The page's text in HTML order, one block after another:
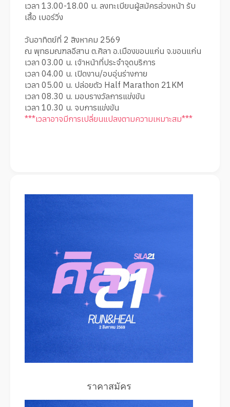
เวลา 13.00-18.00 น. ลงทะเบียนผู้สมัครล่วงหน้า รับ
เสื้อ เบอร์วิ่ง
วันอาทิตย์ที่ 2 สิงหาคม 2569
ณ พุทธมณฑลอีสาน ต.ศิลา อ.เมืองขอนแก่น จ.ขอนแก่น
เวลา 03.00 น. เจ้าหน้าที่ประจำจุดบริการ
เวลา 04.00 น. เปิดงาน/อบอุ่นร่างกาย
เวลา 05.00 น. ปล่อยตัว Half Marathon 21KM
เวลา 08.30 น. มอบรางวัลการแข่งขัน
เวลา 10.30 น. จบการแข่งขัน
***เวลาอาจมีการเปลี่ยนแปลงตามความเหมาะสม***
ราคาสมัคร